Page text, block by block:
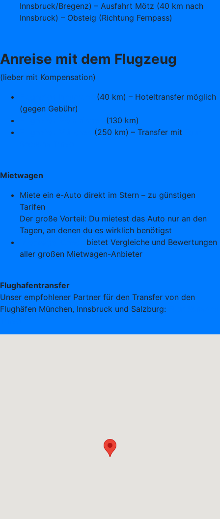
Innsbruck/Bregenz) – Ausfahrt Mötz (40 km nach
Innsbruck) – Obsteig (Richtung Fernpass)
Anreise mit dem Flugzeug
(lieber mit Kompensation)
(40 km) – Hoteltransfer möglich
(gegen Gebühr)
(130 km)
(250 km) – Transfer mit
Mietwagen
Miete ein e-Auto direkt im Stern – zu günstigen
Tarifen
Der große Vorteil: Du mietest das Auto nur an den
Tagen, an denen du es wirklich benötigst
bietet Vergleiche und Bewertungen
aller großen Mietwagen-Anbieter
Flughafentransfer
Unser empfohlener Partner für den Transfer von den
Flughäfen München, Innsbruck und Salzburg: